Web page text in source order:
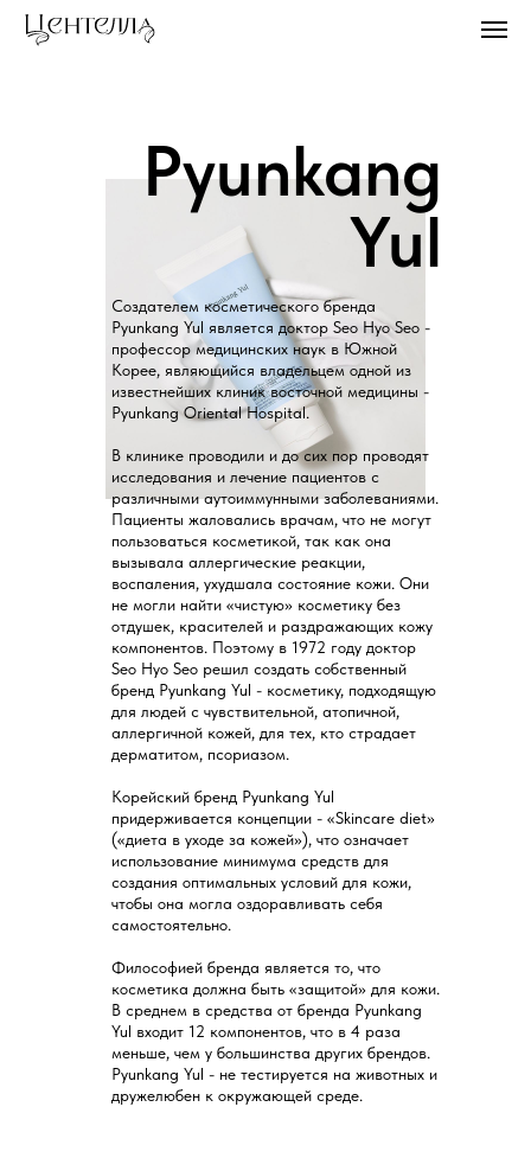
Создателем косметического бренда
Pyunkang Yul является доктор Seo Hyo Seo -
профессор медицинских наук в Южной
Корее, являющийся владельцем одной из
известнейших клиник восточной медицины -
Pyunkang Oriental Hospital.
В клинике проводили и до сих пор проводят
исследования и лечение пациентов с
различными аутоиммунными заболеваниями.
Пациенты жаловались врачам, что не могут
пользоваться косметикой, так как она
вызывала аллергические реакции,
воспаления, ухудшала состояние кожи. Они
не могли найти «чистую» косметику без
отдушек, красителей и раздражающих кожу
компонентов. Поэтому в 1972 году доктор
Seo Hyo Seo решил создать собственный
бренд Pyunkang Yul - косметику, подходящую
для людей с чувствительной, атопичной,
аллергичной кожей, для тех, кто страдает
дерматитом, псориазом.
Корейский бренд Pyunkang Yul
придерживается концепции - «Skincare diet»
(«диета в уходе за кожей»), что означает
использование минимума средств для
создания оптимальных условий для кожи,
чтобы она могла оздоравливать себя
самостоятельно.
Философией бренда является то, что
косметика должна быть «защитой» для кожи.
В среднем в средства от бренда Pyunkang
Yul входит 12 компонентов, что в 4 раза
меньше, чем у большинства других брендов.
Pyunkang Yul - не тестируется на животных и
дружелюбен к окружающей среде.
Pyunkang
Yul